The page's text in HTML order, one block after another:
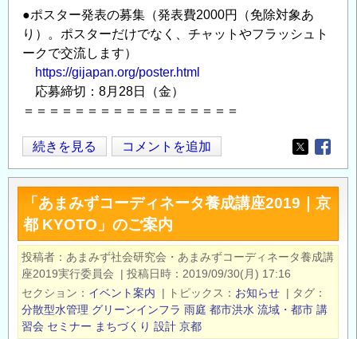
環
境
と
治
水
の
循
環・
10
年
の
歩
み
と
こ
れ
●ポスター発表の募集（発表費2000円（免除対象あ
り）。ポスターだけでなく、チャットやフラッシュト
ークで交流します）
https://gijapan.org/poster.html
応募締切：8月28日（金）
＝＝＝＝＝＝＝＝＝＝＝＝＝＝＝＝＝
グ
リ
ー
ン
イ
ン
フ
ラ
ネ
ッ
続きを見る コメントを追加
Opens in
「あまみずコーディネータ養成講座2019｜京
都 KYOTO」のご案内
投稿者
あまみず社会研究会・あまみずコーディネータ養成講
座2019実行委員会
| 投稿日時
2019/09/30(月) 17:16
セクション
イベント案内 | トピックス お知らせ | タグ
分散型水管理 グリーンインフラ 雨庭 都市洪水 流域・都市 講
習会 セミナー まちづくり 設計 京都